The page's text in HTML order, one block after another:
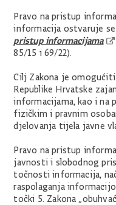
Pravo na pristup
informacija ostvaruje se
pristup informacijama
85/15 i 69/22).
Cilj Zakona je
Republike Hrvatske
informacijama, kao i na
fizičkim i pravnim
djelovanja tijela javne
Pravo na pristup
javnosti i slobodnog
točnosti informacija,
raspolaganja
točki 5. Zakona